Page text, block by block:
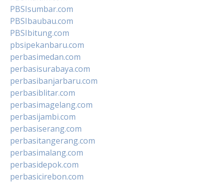
PBSIsumbar.com
PBSIbaubau.com
PBSIbitung.com
pbsipekanbaru.com
perbasimedan.com
perbasisurabaya.com
perbasibanjarbaru.com
perbasiblitar.com
perbasimagelang.com
perbasijambi.com
perbasiserang.com
perbasitangerang.com
perbasimalang.com
perbasidepok.com
perbasicirebon.com